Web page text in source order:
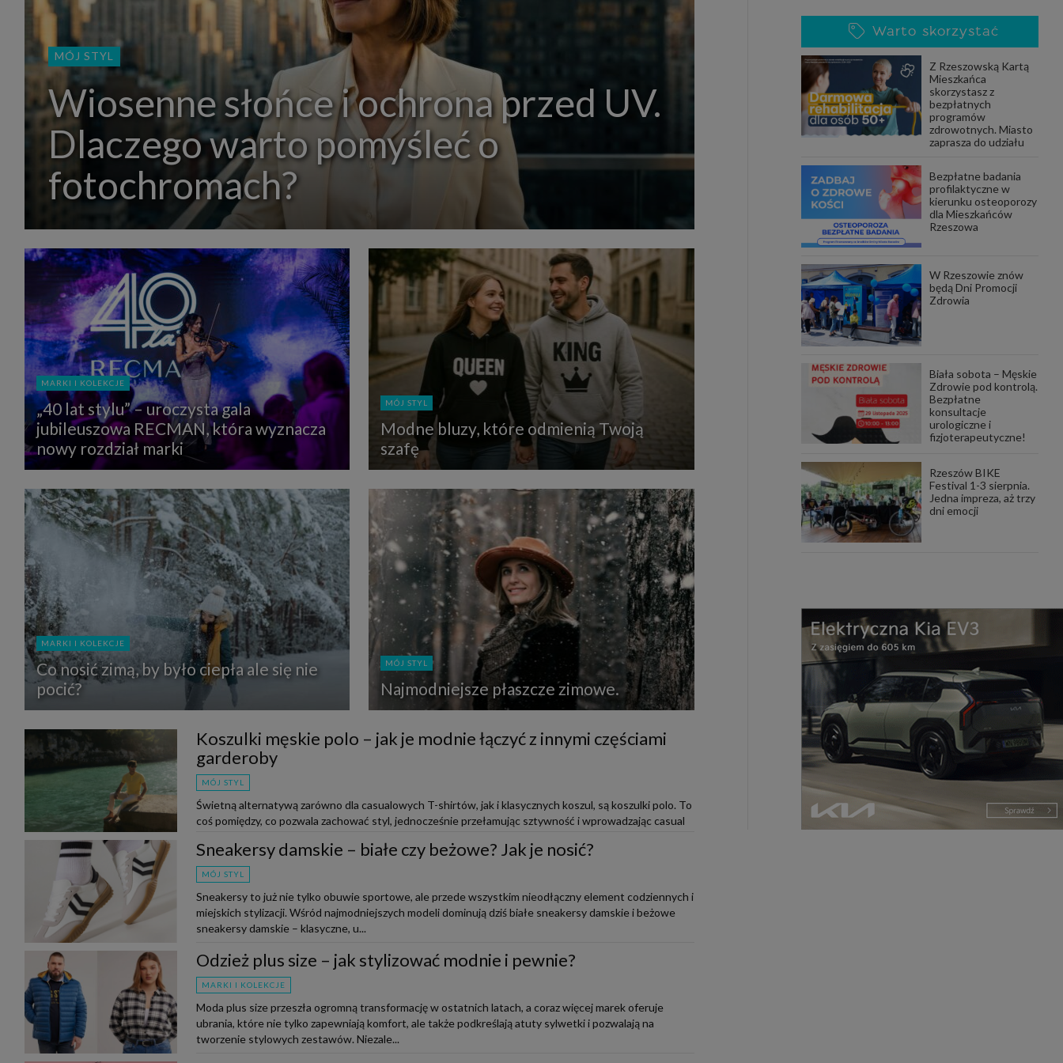
MÓJ STYL
Wiosenne słońce i ochrona przed UV.
Dlaczego warto pomyśleć o
fotochromach?
MARKI I KOLEKCJE
„40 lat stylu” – uroczysta gala
jubileuszowa RECMAN, która wyznacza
nowy rozdział marki
MÓJ STYL
Modne bluzy, które odmienią Twoją
szafę
MARKI I KOLEKCJE
Co nosić zimą, by było ciepła ale się nie
pocić?
MÓJ STYL
Najmodniejsze płaszcze zimowe.
Koszulki męskie polo – jak je modnie łączyć z innymi częściami
garderoby
MÓJ STYL
Świetną alternatywą zarówno dla casualowych T-shirtów, jak i klasycznych koszul, są koszulki polo. To
coś pomiędzy, co pozwala zachować styl, jednocześnie przełamując sztywność i wprowadzając casual
Sneakersy damskie – białe czy beżowe? Jak je nosić?
MÓJ STYL
Sneakersy to już nie tylko obuwie sportowe, ale przede wszystkim nieodłączny element codziennych i
miejskich stylizacji. Wśród najmodniejszych modeli dominują dziś białe sneakersy damskie i beżowe
sneakersy damskie – klasyczne, u...
Odzież plus size – jak stylizować modnie i pewnie?
MARKI I KOLEKCJE
Moda plus size przeszła ogromną transformację w ostatnich latach, a coraz więcej marek oferuje
ubrania, które nie tylko zapewniają komfort, ale także podkreślają atuty sylwetki i pozwalają na
tworzenie stylowych zestawów. Niezale...
Warto skorzystać
Z Rzeszowską Kartą
Mieszkańca
skorzystasz z
bezpłatnych
programów
zdrowotnych. Miasto
zaprasza do udziału
Bezpłatne badania
profilaktyczne w
kierunku osteoporozy
dla Mieszkańców
Rzeszowa
W Rzeszowie znów
będą Dni Promocji
Zdrowia
Biała sobota – Męskie
Zdrowie pod kontrolą.
Bezpłatne
konsultacje
urologiczne i
fizjoterapeutyczne!
Rzeszów BIKE
Festival 1-3 sierpnia.
Jedna impreza, aż trzy
dni emocji